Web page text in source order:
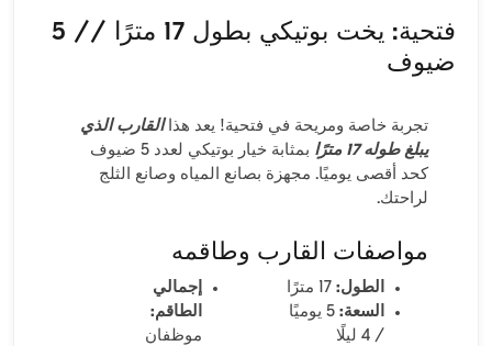
فتحية: يخت بوتيكي بطول 17 مترًا // 5
ضيوف
تجربة خاصة ومريحة في فتحية! يعد هذاالقارب الذي
يبلغ طوله 17 مترًا
بمثابة خيار بوتيكي لعدد 5 ضيوف
كحد أقصى يوميًا. مجهزة بصانع المياه وصانع الثلج
لراحتك.
مواصفات القارب وطاقمه
الطول:
السعة:
5 يوميًا
/ 4 ليلًا
إجمالي
الطاقم:
موظفان